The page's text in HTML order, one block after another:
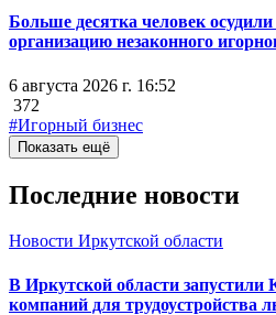
Больше десятка человек
организацию незаконного
6 августа 2026 г. 16:52
372
#Игорный бизнес
Показать ещё
Последние новости
Новости Иркутской области
В Иркутской области
компаний для трудоустройства